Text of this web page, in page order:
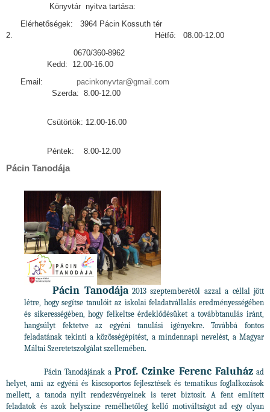
Könyvtár nyitva tartása:
Elérhetőségek: 3964 Pácin Kossuth tér
2. Hétfő: 08.00-12.00
0670/360-8962
Kedd: 12.00-16.00
Email: pacinkonyvtar@gmail.com
Szerda: 8.00-12.00
Csütörtök: 12.00-16.00
Péntek: 8.00-12.00
Pácin Tanodája
Pácin Tanodája2013 szeptemberétől azzal a céllal jött
létre, hogy segítse tanulóit az iskolai feladatvállalás eredményességében
és sikerességében, hogy felkeltse érdeklődésüket a továbbtanulás iránt,
hangsúlyt fektetve az egyéni tanulási igényekre. Továbbá fontos
feladatának tekinti a közösségépítést, a mindennapi nevelést, a Magyar
Máltai Szeretetszolgálat szellemében.
Pácin Tanodájának aProf. Czinke Ferenc Faluházad
helyet, ami az egyéni és kiscsoportos fejlesztések és tematikus foglalkozások
mellett, a tanoda nyílt rendezvényeinek is teret biztosít. A fent említett
feladatok és azok helyszíne remélhetőleg kellő motiváltságot ad egy olyan